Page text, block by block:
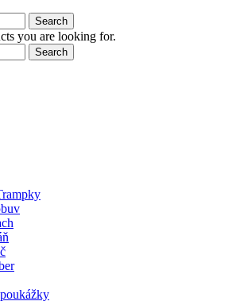
Search
you are looking for.
Search